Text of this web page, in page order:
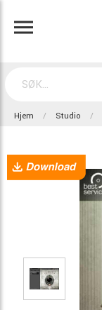
Hjem Studio